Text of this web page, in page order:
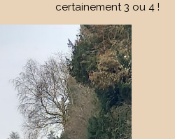
certainement 3 ou 4 !